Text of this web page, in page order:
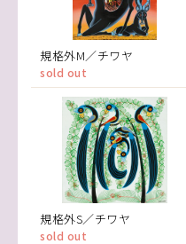
規格外M／チワヤ
sold out
規格外S／チワヤ
sold out